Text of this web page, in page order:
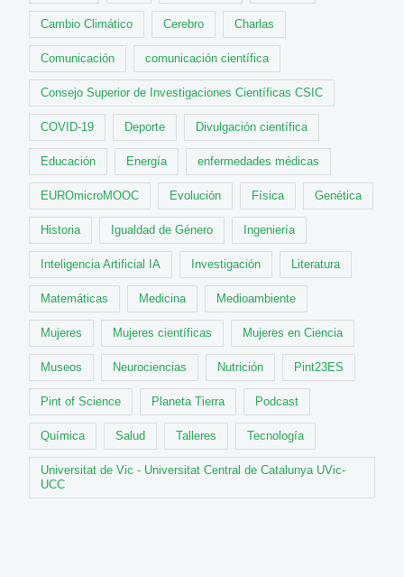
Cambio Climático Cerebro Charlas
Comunicación comunicación científica
Consejo Superior de Investigaciones Científicas CSIC
COVID-19 Deporte Divulgación científica
Educación Energía enfermedades médicas
EUROmicroMOOC Evolución Física Genética
Historia Igualdad de Género Ingeniería
Inteligencia Artificial IA Investigación Literatura
Matemáticas Medicina Medioambiente
Mujeres Mujeres científicas Mujeres en Ciencia
Museos Neurociencias Nutrición Pint23ES
Pint of Science Planeta Tierra Podcast
Química Salud Talleres Tecnología
Universitat de Vic - Universitat Central de Catalunya UVic-
UCC